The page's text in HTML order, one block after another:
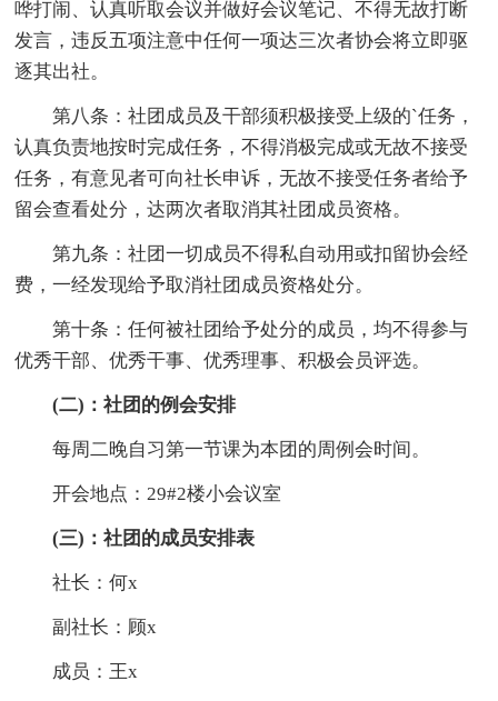
哗打闹、认真听取会议并做好会议笔记、不得无故打断
发言，违反五项注意中任何一项达三次者协会将立即驱
逐其出社。
第八条：社团成员及干部须积极接受上级的`任务，
认真负责地按时完成任务，不得消极完成或无故不接受
任务，有意见者可向社长申诉，无故不接受任务者给予
留会查看处分，达两次者取消其社团成员资格。
第九条：社团一切成员不得私自动用或扣留协会经
费，一经发现给予取消社团成员资格处分。
第十条：任何被社团给予处分的成员，均不得参与
优秀干部、优秀干事、优秀理事、积极会员评选。
(二)：社团的例会安排
每周二晚自习第一节课为本团的周例会时间。
开会地点：29#2楼小会议室
(三)：社团的成员安排表
社长：何x
副社长：顾x
成员：王x